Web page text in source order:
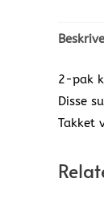
2-pak
Disse
Takket